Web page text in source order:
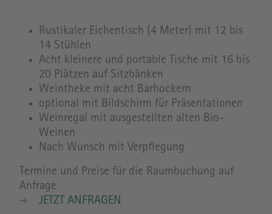
Rustikaler Eichentisch (4 Meter) mit 12 bis
14 Stühlen
Acht kleinere und portable Tische mit 16 bis
20 Plätzen auf Sitzbänken
Weintheke mit acht Barhockern
optional mit Bildschirm für Präsentationen
Weinregal mit ausgestellten alten Bio-
Weinen
Nach Wunsch mit Verpflegung
Termine und Preise für die Raumbuchung auf
Anfrage
JETZT ANFRAGEN